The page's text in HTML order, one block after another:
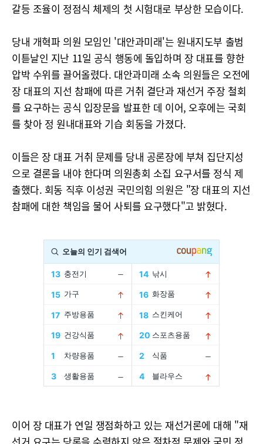
갈등 조율이 정점식 체제의 첫 시험대로 부상한 모습이다.
당내 개혁파 의원 모임인 '대안과미래'는 원내지도부 출범
이튿날인 지난 11일 공식 행동에 돌입하며 장 대표를 향한
압박 수위를 끌어올렸다. 대안과미래 소속 의원들은 오전에
장 대표의 지선 참패에 따른 거취 결단과 재선거 주장 철회
를 요구하는 공식 입장문을 발표한 데 이어, 오후에는 국회
를 찾아 정 원내대표와 기습 회동을 가졌다.
이들은 장 대표 거취 문제를 당내 공론장에 부쳐 집단지성
으로 결론을 내야 한다며 의원총회 소집 요구서를 정식 제
출했다. 회동 직후 이성권 국민의힘 의원은 "장 대표의 지선
참패에 대한 책임을 물어 사퇴를 요구했다"고 밝혔다.
이어 장 대표가 연일 쟁점화하고 있는 재선거론에 대해 "재